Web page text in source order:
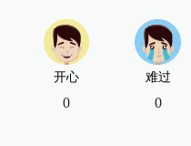
开心
0
难过
0